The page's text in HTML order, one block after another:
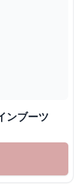
ンブーツ